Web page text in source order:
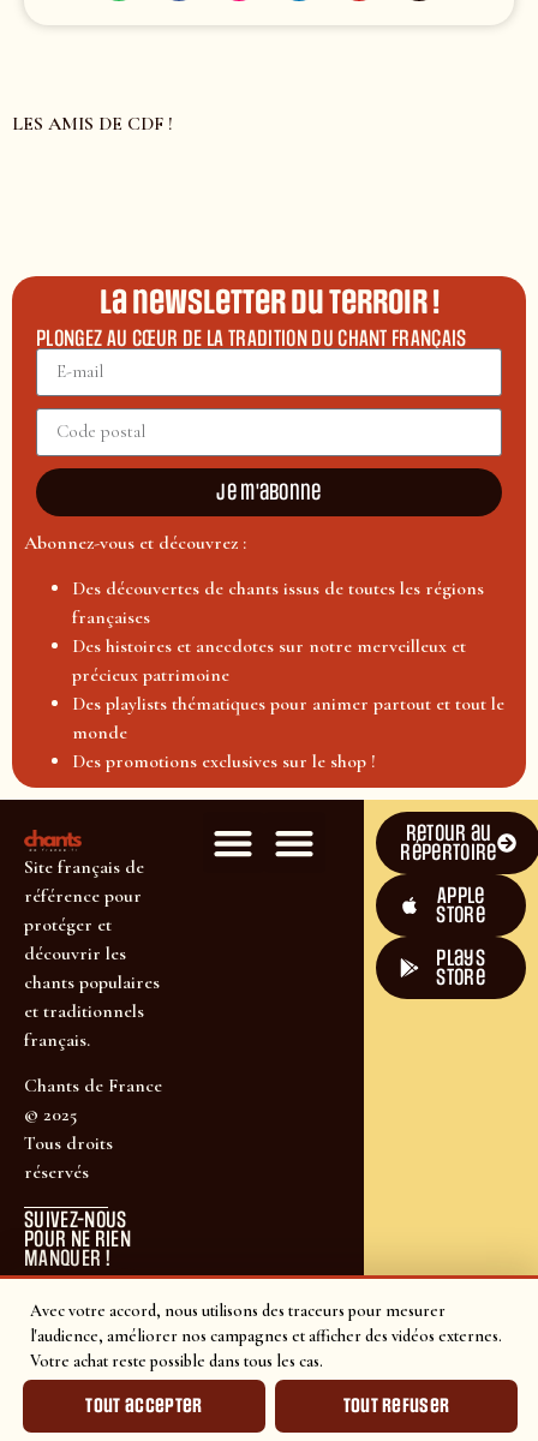
Avec votre accord, nous utilisons des traceurs pour mesurer
l'audience, améliorer nos campagnes et afficher des vidéos externes.
Votre achat reste possible dans tous les cas.
Tout accepter Tout refuser
LES AMIS DE CDF !
La newsletter du terroir !
PLONGEZ AU CŒUR DE LA TRADITION DU CHANT FRANÇAIS
Je m'abonne
Abonnez-vous et découvrez :
Des découvertes de chants issus de toutes les régions
françaises
Des histoires et anecdotes sur notre merveilleux et
précieux patrimoine
Des playlists thématiques pour animer partout et tout le
monde
Des promotions exclusives sur le shop !
Site français de
référence pour
protéger et
découvrir les
chants populaires
et traditionnels
français.
Chants de France
© 2025
Tous droits
réservés
SUIVEZ-NOUS
POUR NE RIEN
MANQUER !
Retour au
répertoire
Apple
Store
plays
store